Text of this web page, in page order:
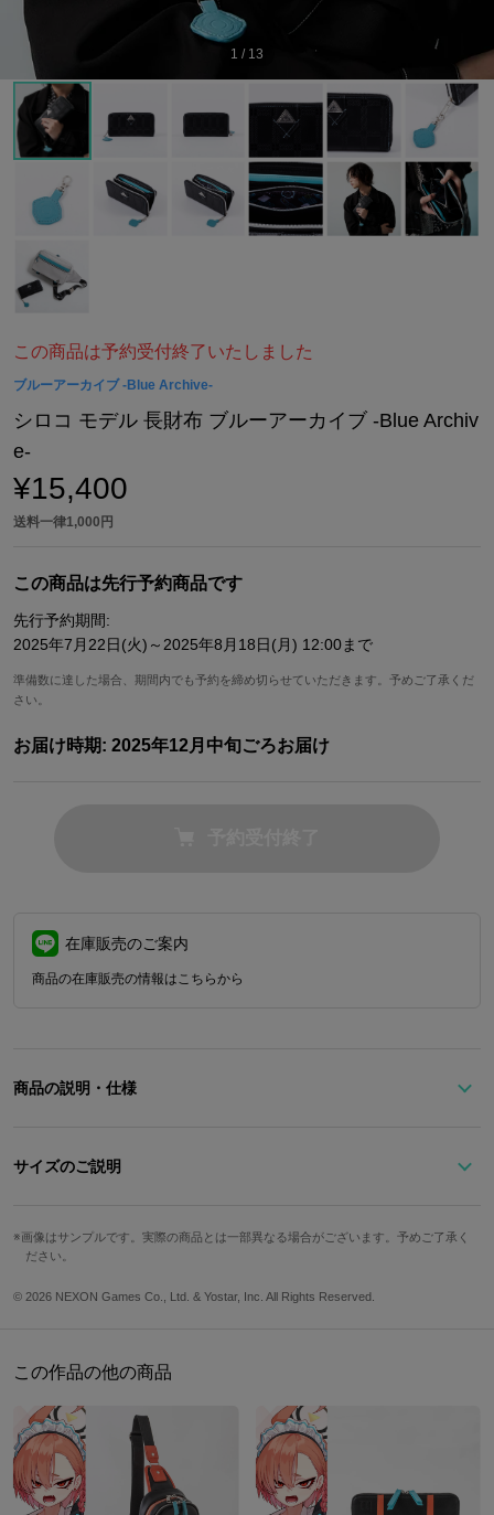
1 / 13
この商品は予約受付終了いたしました
ブルーアーカイブ -Blue Archive-
シロコ モデル 長財布 ブルーアーカイブ -Blue Archiv
e-
¥15,400
送料一律1,000円
この商品は先行予約商品です
先行予約期間:
2025年7月22日(火)～2025年8月18日(月) 12:00まで
準備数に達した場合、期間内でも予約を締め切らせていただきます。予めご了承くだ
さい。
お届け時期: 2025年12月中旬ごろお届け
在庫販売のご案内
商品の在庫販売の情報はこちらから
商品の説明・仕様
が登場！
フロントには「アビドス高等学校」の校章プレートをあしらい、ネ
クタイ柄をイメージした切り替えとステッチが上品なアクセント
ン……にまさかの覆面水着団も出動！？
カードポケットや小銭入れも備え、日常使いに嬉しい実用性を兼ね
備えた仕上がりです。
「ヘイロー」モチーフのチャームは取り外し可能。気分やシーンに
合わせて、自由にカスタマイズしてお楽しみいただけます。
サイズのご説明
10.5cm
画像はサンプルです。実際の商品とは一部異なる場合がございます。予めご了承く
ださい。
© 2026 NEXON Games Co., Ltd. & Yostar, Inc. All Rights Reserved.
この作品の他の商品